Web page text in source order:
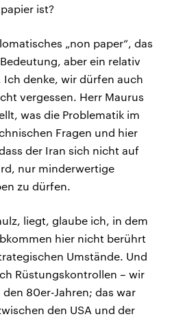
ist?
„non paper“, das
aber ein relativ
Ich denke, wir dürfen auch
vergessen. Herr Maurus
was die Problematik im
Fragen und hier
der Iran sich nicht auf
nur minderwertige
zu dürfen.
liegt, glaube ich, in dem
hier nicht berührt
Umstände. Und
Rüstungskontrollen – wir
80er-Jahren; das war
den USA und der